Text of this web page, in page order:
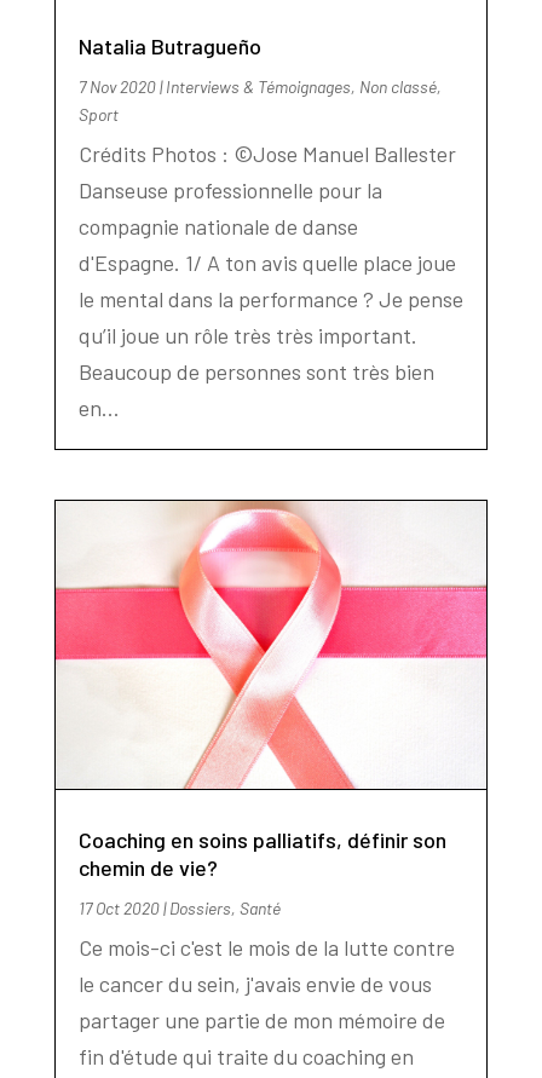
Natalia Butragueño
7 Nov 2020|Interviews & Témoignages, Non classé,
Sport
Crédits Photos : ©Jose Manuel Ballester
Danseuse professionnelle pour la
compagnie nationale de danse
d'Espagne. 1/ A ton avis quelle place joue
le mental dans la performance ? Je pense
qu’il joue un rôle très très important.
Beaucoup de personnes sont très bien
en...
Coaching en soins palliatifs, définir son
chemin de vie?
17 Oct 2020|Dossiers, Santé
Ce mois-ci c'est le mois de la lutte contre
le cancer du sein, j'avais envie de vous
partager une partie de mon mémoire de
fin d'étude qui traite du coaching en